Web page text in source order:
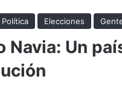
Política Elecciones
Navia: Un